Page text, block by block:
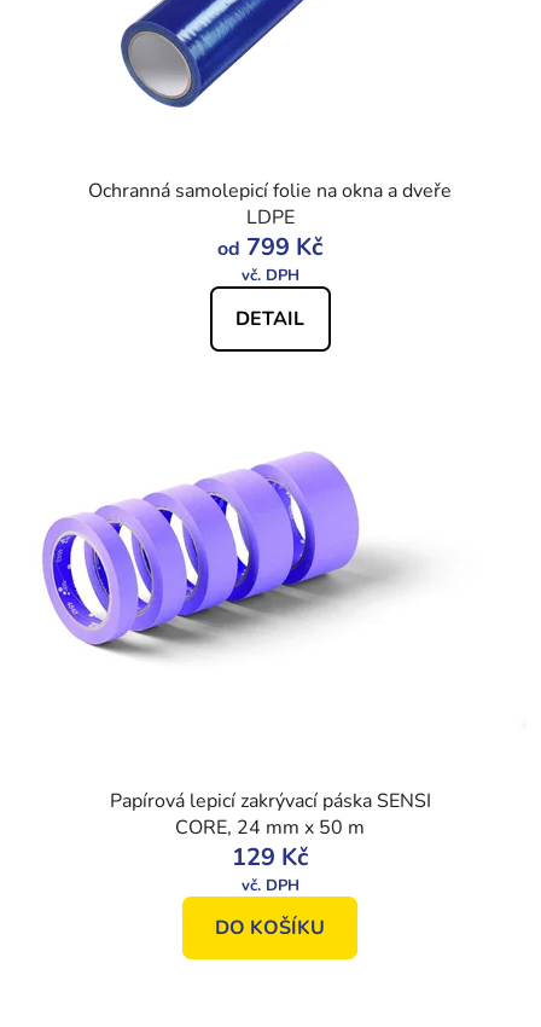
Ochranná samolepicí folie na okna a dveře
LDPE
od 799 Kč
DETAIL
Papírová lepicí zakrývací páska SENSI
CORE, 24 mm x 50 m
129 Kč
DO KOŠÍKU